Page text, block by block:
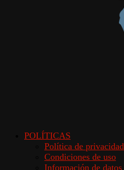
POLÍTICAS
Política de privacidad
Condiciones de uso
Información de datos